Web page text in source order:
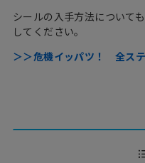
シールの入手方法について
してください。
＞＞危機イッパツ！ 全ス